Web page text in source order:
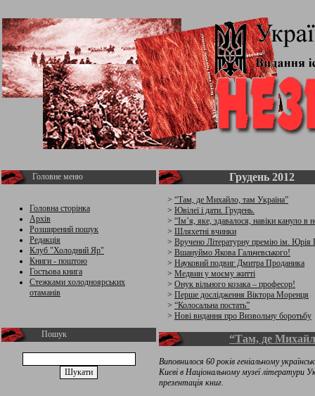
Головне меню
Головна сторінка
Архів
Розширений пошук
Редакція
Клуб "Холодний Яр"
Книги - поштою
Гостьова книга
Стежками холодноярських
отаманів
Пошук
Грудень 2012
> “Там, де Михайло, там Україна”
> Ювілеї і дати. Грудень.
> “Ім’я, яке, здавалося, навіки кануло в
> Шляхетні вчинки
> Вручено Літературну премію ім. Юрія
> Вшануймо Якова Гальчевського!
> Науковий подвиг Дмитра Проданика
> Медвин у моєму житті
> Онук вільного козака – професор!
> Перше дослідження Віктора Моренця
> “Колосальна постать”
> Нові видання про Визвольну боротьбу
“Там, де
Виповнилося 60 років геніальному
Києві в Національному музеї літератури
презентація книг.